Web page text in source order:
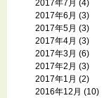
2017年7月 (4)
2017年6月 (3)
2017年5月 (3)
2017年4月 (3)
2017年3月 (6)
2017年2月 (3)
2017年1月 (2)
2016年12月 (10)